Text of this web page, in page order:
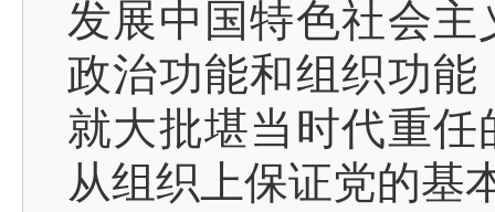
发展中国特色社会
政治功能和组织功
就大批堪当时代重
从组织上保证党的基